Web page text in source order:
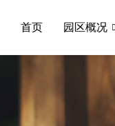
首页 园区概况